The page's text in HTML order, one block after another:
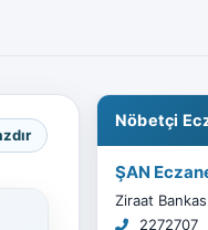
Nöbetçi
ŞAN
Ziraat
2272707